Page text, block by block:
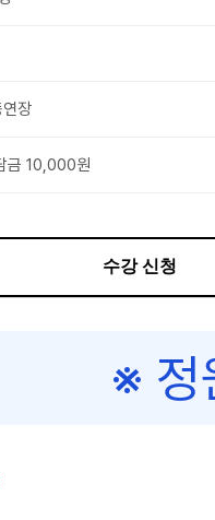
연장
금 10,000원
수강 신청
※ 정